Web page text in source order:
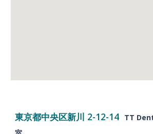
東京都中央区新川 2-12-14 TT